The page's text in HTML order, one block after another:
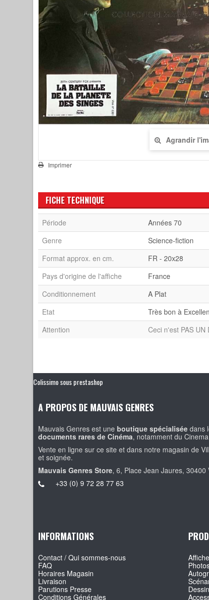
Agrandir
Imprimer
FICHE TECHNIQUE
Période
Années 70
Genre
Science-fiction
Format approx. en cm.
FR - 20x28
Pays d'origine de l'affiche
France
Conditionnement
A Plat
Etat
Très bon à
Attention
Ceci n'est PAS
Colissimo sous prestashop
A PROPOS DE MAUVAIS GENRES
Mauvais Genres est uneboutique spécialisée dans
documents rares de Cinéma, notamment du
Vente en ligne sur ce site et dans notre magasin de
et soignée.
Mauvais Genres Store, 6, Place Jean Jaures,
+33 (0) 9 72 28 77 63
INFORMATIONS
Contact / Qui sommes-nous
FAQ
Horaires Magasin
Livraison
Parutions Presse
Conditions Générales